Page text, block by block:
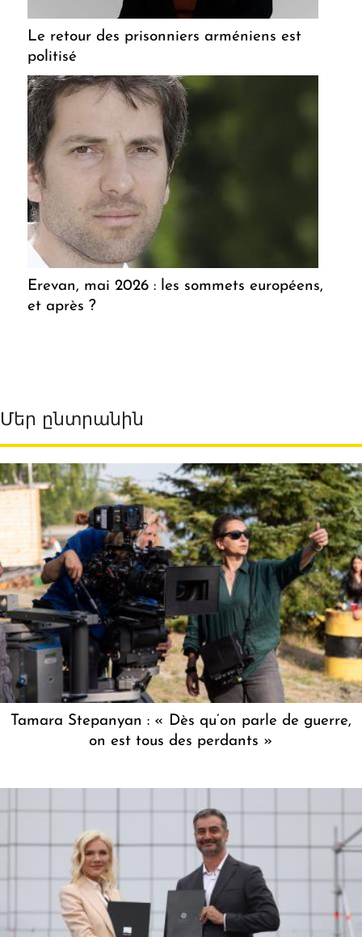
Le retour des prisonniers arméniens est
politisé
Erevan, mai 2026 : les sommets européens,
et après ?
Մեր ընտրանին
Tamara Stepanyan : « Dès qu’on parle de guerre,
on est tous des perdants »